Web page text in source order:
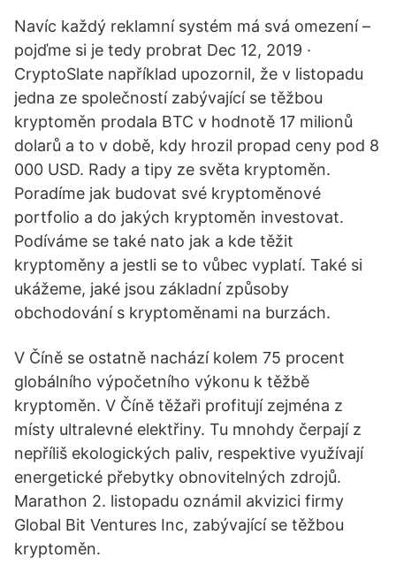
Navíc každý reklamní systém má svá omezení –
pojďme si je tedy probrat Dec 12, 2019 ·
CryptoSlate například upozornil, že v listopadu
jedna ze společností zabývající se těžbou
kryptoměn prodala BTC v hodnotě 17 milionů
dolarů a to v době, kdy hrozil propad ceny pod 8
000 USD. Rady a tipy ze světa kryptoměn.
Poradíme jak budovat své kryptoměnové
portfolio a do jakých kryptoměn investovat.
Podíváme se také nato jak a kde těžit
kryptoměny a jestli se to vůbec vyplatí. Také si
ukážeme, jaké jsou základní způsoby
obchodování s kryptoměnami na burzách.
V Číně se ostatně nachází kolem 75 procent
globálního výpočetního výkonu k těžbě
kryptoměn. V Číně těžaři profitují zejména z
místy ultralevné elektřiny. Tu mnohdy čerpají z
nepříliš ekologických paliv, respektive využívají
energetické přebytky obnovitelných zdrojů.
Marathon 2. listopadu oznámil akvizici firmy
Global Bit Ventures Inc, zabývající se těžbou
kryptoměn.